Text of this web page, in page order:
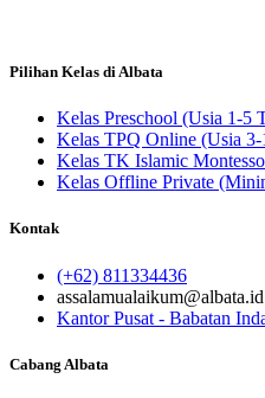
Pilihan Kelas di Albata
Kelas Preschool (Usia 1-5
Kelas TPQ Online (Usia 3-
Kelas TK Islamic
Kelas Offline Private
Kontak
(+62) 811334436
assalamualaikum@albata.id
Kantor Pusat - Babatan
Cabang Albata